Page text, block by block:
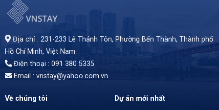
Địa chỉ : 231-233 Lê Thánh Tôn, Phường Bến Thành, Thành phố
Hồ Chí Minh, Việt Nam
Điện thoại : 091 380 5335
Email : vnstay@yahoo.com.vn
Về chúng tôi Dự án mới nhất